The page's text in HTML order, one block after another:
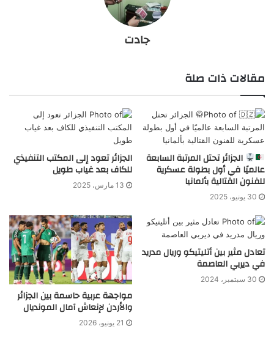
جادت
مقالات ذات صلة
الجزائر تحتل المرتبة السابعة
عالميًا في أول بطولة عسكرية
للفنون القتالية بألمانيا
30 يونيو، 2025
الجزائر تعود إلى المكتب التنفيذي
للكاف بعد غياب طويل
13 مارس، 2025
تعادل مثير بين أتليتيكو وريال مدريد
في ديربي العاصمة
30 سبتمبر، 2024
مواجهة عربية حاسمة بين الجزائر
والأردن لإنعاش آمال المونديال
21 يونيو، 2026